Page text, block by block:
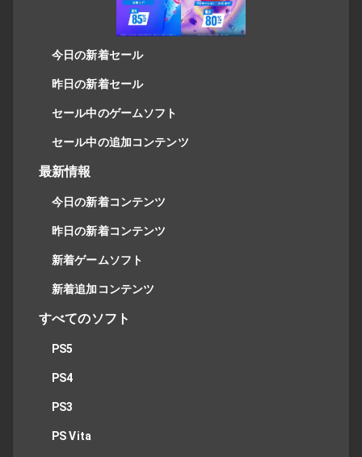
今日の新着セール
昨日の新着セール
セール中のゲームソフト
セール中の追加コンテンツ
最新情報
今日の新着コンテンツ
昨日の新着コンテンツ
新着ゲームソフト
新着追加コンテンツ
すべてのソフト
PS5
PS4
PS3
PS Vita